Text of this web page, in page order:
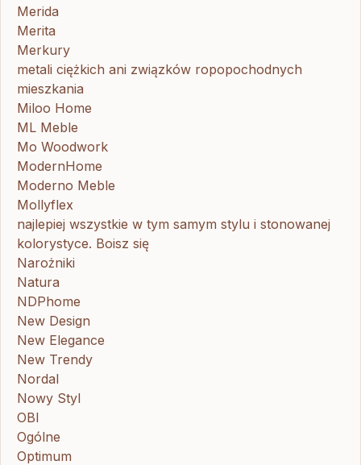
Merida
Merita
Merkury
metali ciężkich ani związków ropopochodnych
mieszkania
Miloo Home
ML Meble
Mo Woodwork
ModernHome
Moderno Meble
Mollyflex
najlepiej wszystkie w tym samym stylu i stonowanej
kolorystyce. Boisz się
Narożniki
Natura
NDPhome
New Design
New Elegance
New Trendy
Nordal
Nowy Styl
OBI
Ogólne
Optimum